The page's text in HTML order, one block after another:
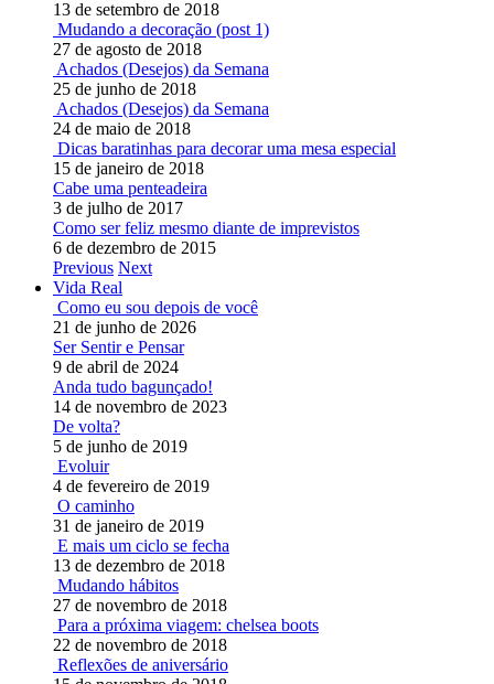
13 de setembro de 2018
Mudando a decoração (post 1)
27 de agosto de 2018
Achados (Desejos) da Semana
25 de junho de 2018
Achados (Desejos) da Semana
24 de maio de 2018
Dicas baratinhas para decorar uma mesa especial
15 de janeiro de 2018
Cabe uma penteadeira
3 de julho de 2017
Como ser feliz mesmo diante de imprevistos
6 de dezembro de 2015
Previous Next
Vida Real
Como eu sou depois de você
21 de junho de 2026
Ser Sentir e Pensar
9 de abril de 2024
Anda tudo bagunçado!
14 de novembro de 2023
De volta?
5 de junho de 2019
Evoluir
4 de fevereiro de 2019
O caminho
31 de janeiro de 2019
E mais um ciclo se fecha
13 de dezembro de 2018
Mudando hábitos
27 de novembro de 2018
Para a próxima viagem: chelsea boots
22 de novembro de 2018
Reflexões de aniversário